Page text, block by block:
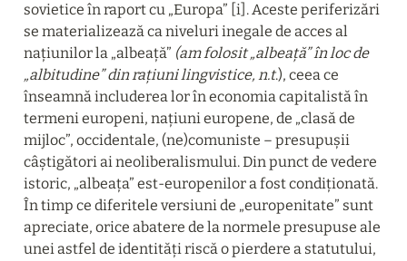
sovietice în raport cu „Europa” [i]. Aceste periferizări
se materializează ca niveluri inegale de acces al
națiunilor la „albeață” (am folosit „albeață” în loc de
„albitudine” din rațiuni lingvistice, n.t.), ceea ce
înseamnă includerea lor în economia capitalistă în
termeni europeni, națiuni europene, de „clasă de
mijloc”, occidentale, (ne)comuniste – presupușii
câștigători ai neoliberalismului. Din punct de vedere
istoric, „albeața” est-europenilor a fost condiționată.
În timp ce diferitele versiuni de „europenitate” sunt
apreciate, orice abatere de la normele presupuse ale
unei astfel de identități riscă o pierdere a statutului,